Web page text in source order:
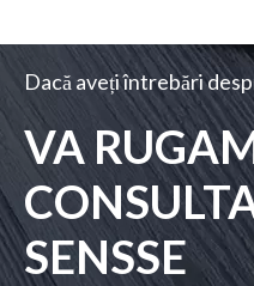
Dacă aveți întrebări
VA
SENSSE